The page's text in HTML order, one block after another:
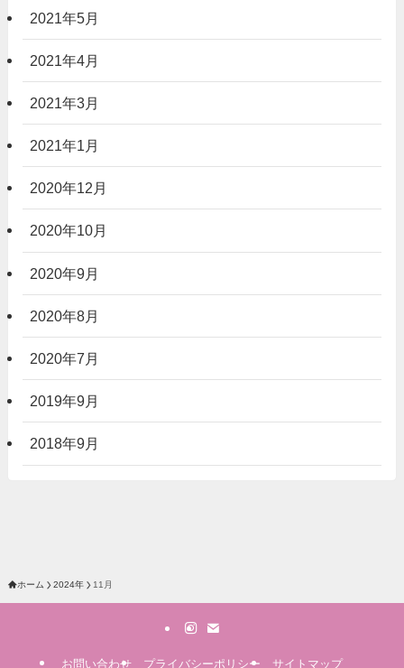
2021年5月
2021年4月
2021年3月
2021年1月
2020年12月
2020年10月
2020年9月
2020年8月
2020年7月
2019年9月
2018年9月
ホーム 2024年 11月
お問い合わせ プライバシーポリシー サイトマップ